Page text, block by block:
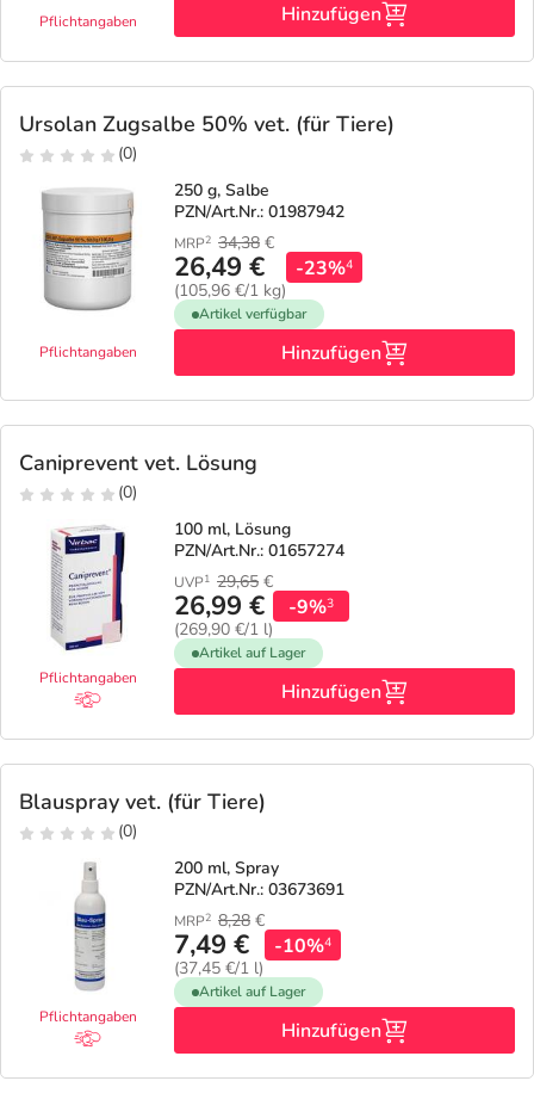
Pflichtangaben Hinzufügen
Ursolan Zugsalbe 50% vet. (für Tiere)
(0)
Pflichtangaben
250 g, Salbe
PZN/Art.Nr.: 01987942
MRP2 34,38 €
26,49 €
(105,96 €/1 kg)
-23%4
Artikel verfügbar
Hinzufügen
Caniprevent vet. Lösung
(0)
Pflichtangaben
100 ml, Lösung
PZN/Art.Nr.: 01657274
UVP1 29,65 €
26,99 €
(269,90 €/1 l)
-9%3
Artikel auf Lager
Hinzufügen
Blauspray vet. (für Tiere)
(0)
Pflichtangaben
200 ml, Spray
PZN/Art.Nr.: 03673691
MRP2 8,28 €
7,49 €
(37,45 €/1 l)
-10%4
Artikel auf Lager
Hinzufügen